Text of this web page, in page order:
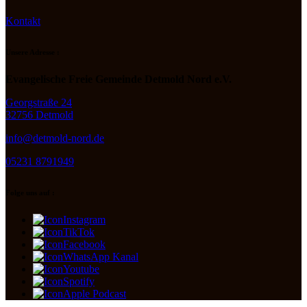
Kontakt
Georgstraße 24
32756 Detmold
info@detmold-nord.de
05231 8791949
Instagram
TikTok
Facebook
WhatsApp Kanal
Youtube
Spotify
Apple Podcast